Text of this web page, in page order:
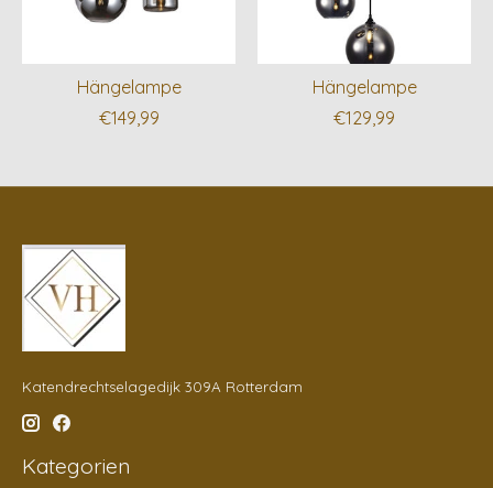
Hängelampe
€149,99
Hängelampe
€129,99
Katendrechtselagedijk 309A Rotterdam
Kategorien